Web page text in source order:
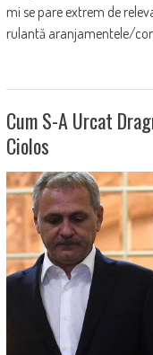
mi se pare extrem de
rulantă aranjamentele/
Cum S-A Urcat
Ciolos